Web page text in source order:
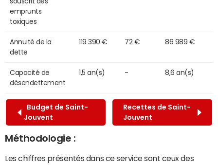
emprunts
toxiques
Annuité de la
dette
119 390 € 72 € 86 989 €
Capacité de
désendettement
1,5 an(s) - 8,6 an(s)
Budget de Saint-
Jouvent
Recettes de Saint-
Jouvent
Méthodologie :
Les chiffres présentés dans ce service sont ceux des